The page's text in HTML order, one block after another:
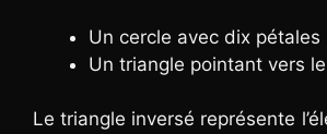
Un cercle avec dix pétales
Un triangle pointant vers
Le triangle inversé représente